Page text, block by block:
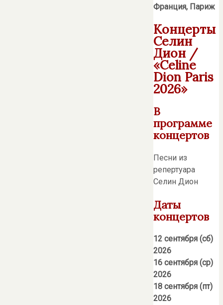
Франция, Париж
Концерты
Селин
Дион /
«Celine
Dion Paris
2026»
В
программе
концертов
Песни из
репертуара
Селин Дион
Даты
концертов
12 сентября (сб)
2026
16 сентября (ср)
2026
18 сентября (пт)
2026